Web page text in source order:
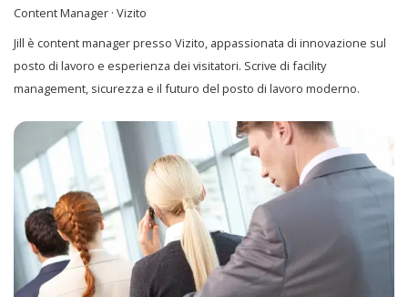
Content Manager · Vizito
Jill è content manager presso Vizito, appassionata di innovazione sul
posto di lavoro e esperienza dei visitatori. Scrive di facility
management, sicurezza e il futuro del posto di lavoro moderno.